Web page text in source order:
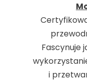
Fascynuje
i